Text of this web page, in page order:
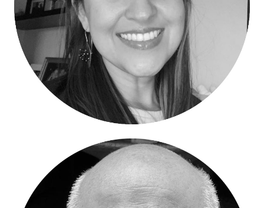
Lina Maria Blanco – Presidente